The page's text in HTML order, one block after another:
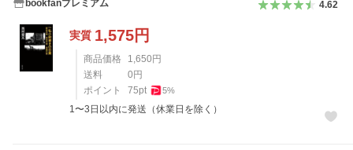
bookfanプレミアム 4.62
実質 1,575円
商品価格 1,650 円
送料
0 円
ポイント
75pt 5%
1〜3日以内に発送（休業日を除く）